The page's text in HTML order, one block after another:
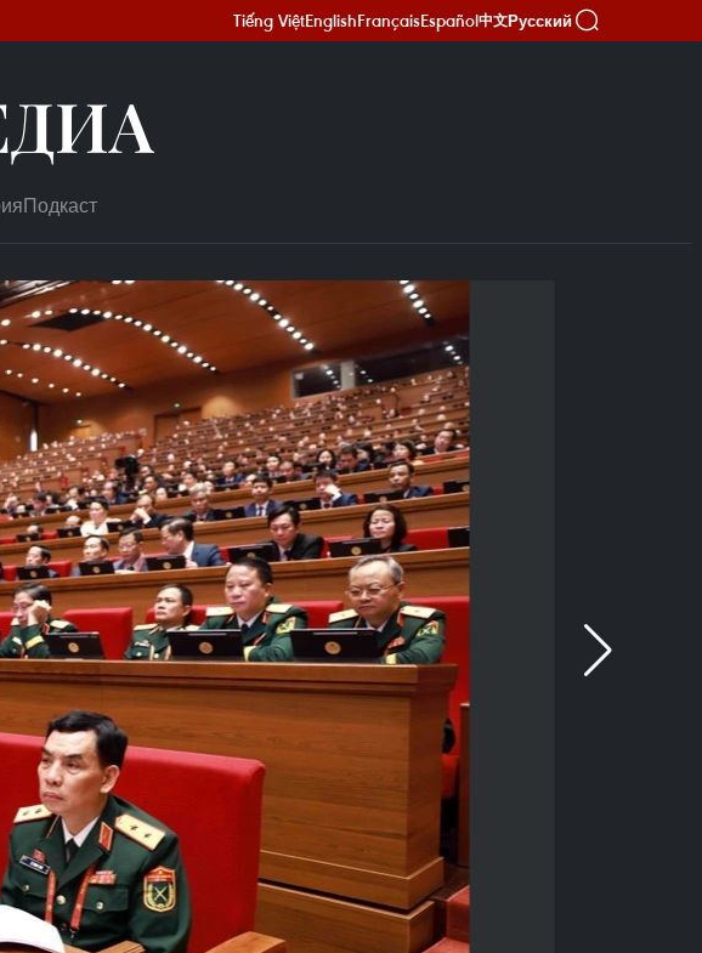
Tiếng ViệtEnglishFrançaisEspañol中文Русский
Подкаст